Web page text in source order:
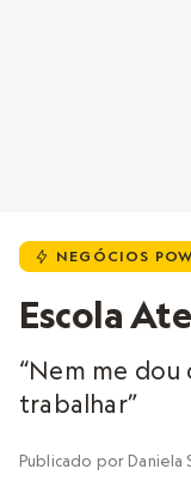
u NEGÓCIOS
Escola
“Nem me
trabalhar”
Publicado por Daniela